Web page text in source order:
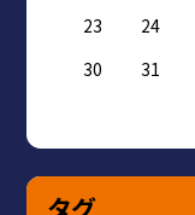
23
24
30
31